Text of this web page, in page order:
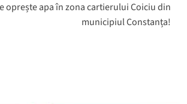
oprește apa în zona cartierului Coiciu din
municipiul Constanța!